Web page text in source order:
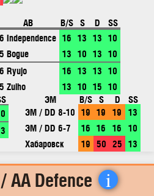
АВ B/S S D
SS
6 Independence 16 13 13 10
5 Bogue
13 10 13 10
6 Ryujo
16 13 13 10
5 Zuiho
13 10 15 10
ЭМ B/S S D
SS
ЭМ / DD 8-10 19 19 19 13
ЭМ / DD 6-7
16 16 16 10
Хабаровск
19 50 25 13
AA Defence i